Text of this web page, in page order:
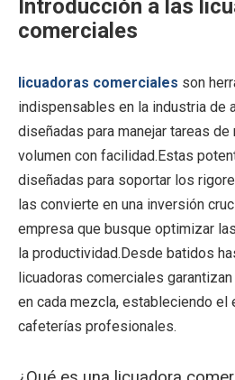
Introducción a las
comerciales
licuadoras comerciales son
indispensables en la industria de
diseñadas para manejar tareas
volumen con facilidad.Estas
diseñadas para soportar los
las convierte en una inversión
empresa que busque optimizar
la productividad.Desde batidos
licuadoras comerciales
en cada mezcla, estableciendo el
cafeterías profesionales.